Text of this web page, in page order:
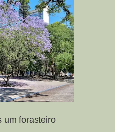
um forasteiro